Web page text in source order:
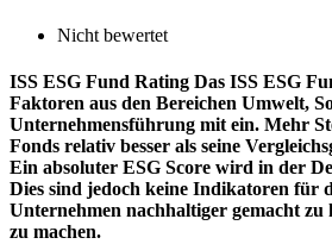
Nicht bewertet
ISS ESG Fund Rating Das ISS ESG
Faktoren aus den Bereichen Umwelt,
Unternehmensführung mit ein. Mehr
Fonds relativ besser als seine
Ein absoluter ESG Score wird in der
Dies sind jedoch keine Indikatoren für
Unternehmen nachhaltiger gemacht
zu machen.